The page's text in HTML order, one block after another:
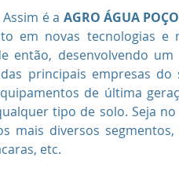
é a AGRO ÁGUA
em novas
então, desenvolvendo
principais empresas
de última
tipo de solo. Seja
mais diversos
etc.